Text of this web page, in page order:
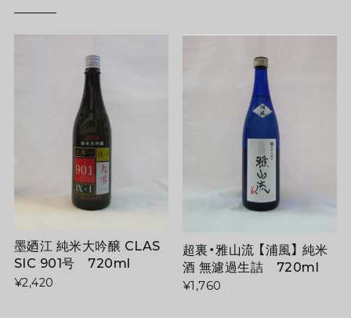
墨廼江 純米大吟醸 CLAS
SIC 901号 720ml
¥2,420
超裏・雅山流 【浦風】 純米
酒 無濾過生詰 720ml
¥1,760